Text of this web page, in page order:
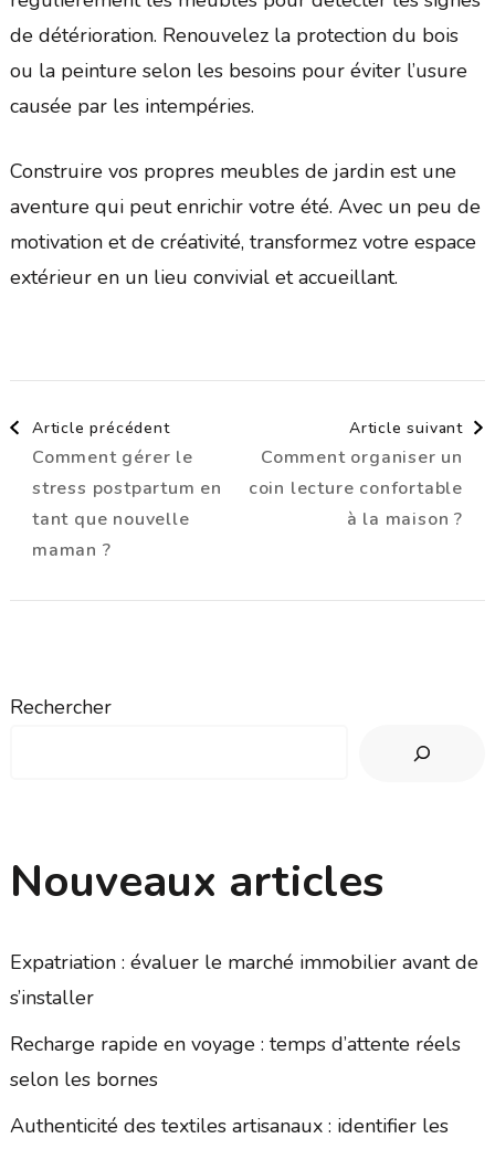
de détérioration. Renouvelez la protection du bois
ou la peinture selon les besoins pour éviter l’usure
causée par les intempéries.
Construire vos propres meubles de jardin est une
aventure qui peut enrichir votre été. Avec un peu de
motivation et de créativité, transformez votre espace
extérieur en un lieu convivial et accueillant.
Navigation
d'article
Article précédent
Comment gérer le
stress postpartum en
tant que nouvelle
maman ?
Article suivant
Comment organiser un
coin lecture confortable
à la maison ?
Rechercher
Nouveaux articles
Expatriation : évaluer le marché immobilier avant de
s’installer
Recharge rapide en voyage : temps d’attente réels
selon les bornes
Authenticité des textiles artisanaux : identifier les